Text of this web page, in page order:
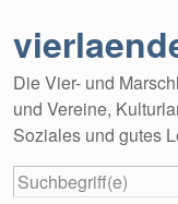
Die Vier- und
und Vereine,
Soziales und gutes